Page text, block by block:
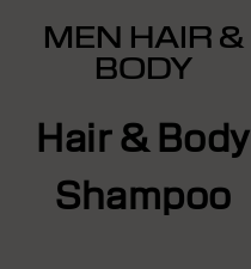
MEN HAIR &
BODY
Hair & Body
Shampoo